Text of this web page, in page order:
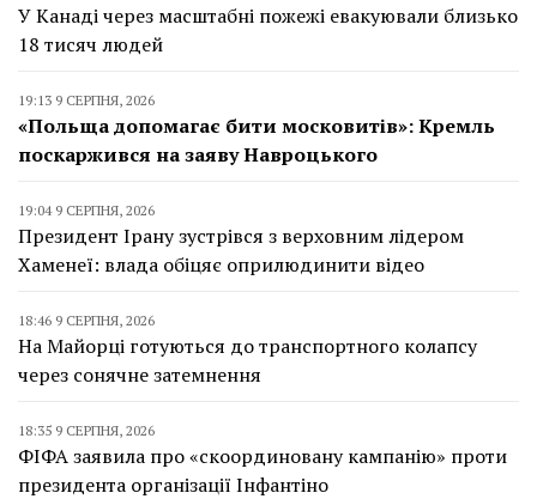
У Канаді через масштабні пожежі евакуювали близько
18 тисяч людей
19:13 9 СЕРПНЯ, 2026
«Польща допомагає бити московитів»: Кремль
поскаржився на заяву Навроцького
19:04 9 СЕРПНЯ, 2026
Президент Ірану зустрівся з верховним лідером
Хаменеї: влада обіцяє оприлюдинити відео
18:46 9 СЕРПНЯ, 2026
На Майорці готуються до транспортного колапсу
через сонячне затемнення
18:35 9 СЕРПНЯ, 2026
ФІФА заявила про «скоординовану кампанію» проти
президента організації Інфантіно